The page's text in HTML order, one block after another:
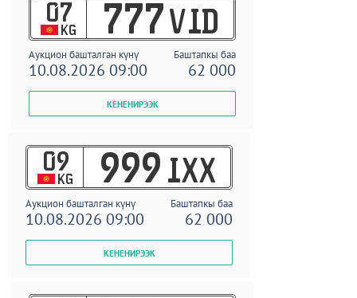
07
KG 777 VID
Аукцион башталган күнү Баштапкы баа
10.08.2026 09:00 62 000
09
KG 999 IXX
Аукцион башталган күнү Баштапкы баа
10.08.2026 09:00 62 000